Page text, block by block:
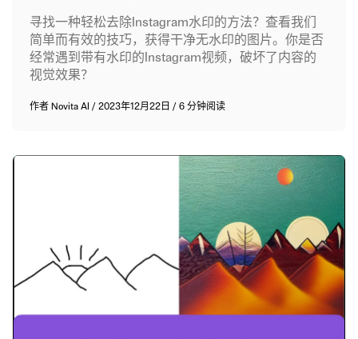
寻找一种轻松去除Instagram水印的方法？查看我们
简单而有效的技巧，获得干净无水印的图片。你是否
经常遇到带有水印的Instagram视频，破坏了内容的
视觉效果？
作者 Novita AI /2023年12月22日/6 分钟阅读